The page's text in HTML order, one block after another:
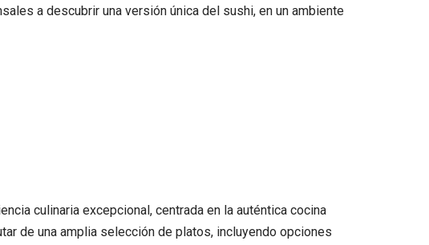
a descubrir una versión única del sushi, en un ambiente
culinaria excepcional, centrada en la auténtica cocina
de una amplia selección de platos, incluyendo opciones